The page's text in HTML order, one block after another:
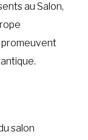
au Salon,
promeuvent
salon